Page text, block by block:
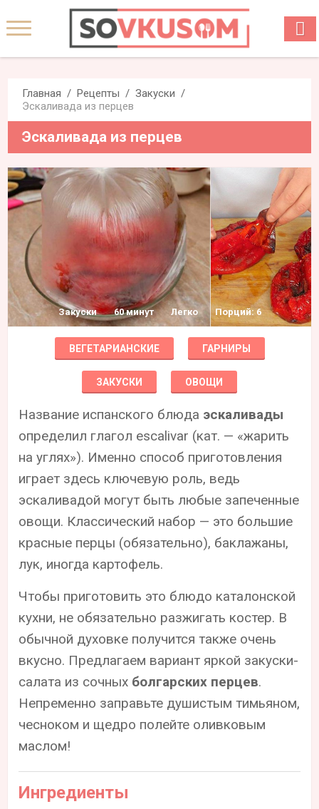
Главная Рецепты
Закуски
Эскаливада из перцев
Эскаливада из перцев
Закуски 60 минут Легко Порций: 6
ВЕГЕТАРИАНСКИЕ ГАРНИРЫ
ЗАКУСКИ ОВОЩИ
Название испанского блюда эскаливады
определил глагол escalivar (кат. — «жарить
на углях»). Именно способ приготовления
играет здесь ключевую роль, ведь
эскаливадой могут быть любые запеченные
овощи. Классический набор — это большие
красные перцы (обязательно), баклажаны,
лук, иногда картофель.
Чтобы приготовить это блюдо каталонской
кухни, не обязательно разжигать костер. В
обычной духовке получится также очень
вкусно. Предлагаем вариант яркой закуски-
салата из сочных болгарских перцев.
Непременно заправьте душистым тимьяном,
чесноком и щедро полейте оливковым
маслом!
Ингредиенты